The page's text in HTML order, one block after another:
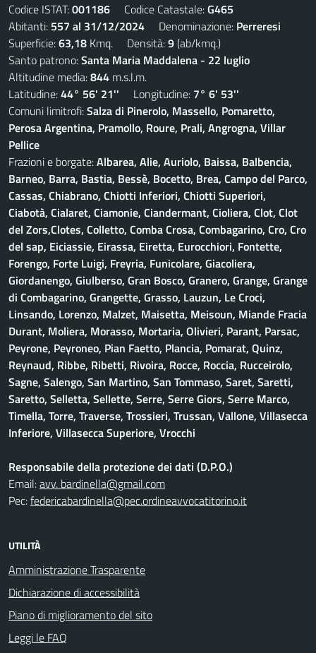
Codice ISTAT:001186 Codice Catastale:G465
Abitanti: 557 al 31/12/2024 Denominazione: Perreresi
Superficie:63,18 Kmq. Densità:9(ab/kmq.)
Santo patrono:Santa Maria Maddalena - 22 luglio
Altitudine media:844 m.s.l.m.
Latitudine:44° 56' 21'' Longitudine: 7° 6' 53''
Comuni limitrofi:Salza di Pinerolo, Massello, Pomaretto,
Perosa Argentina, Pramollo, Roure, Prali, Angrogna, Villar
Pellice
Frazioni e borgate:Albarea, Alie, Auriolo, Baissa, Balbencia,
Barneo, Barra, Bastia, Bessè, Bocetto, Brea, Campo del Parco,
Cassas, Chiabrano, Chiotti Inferiori, Chiotti Superiori,
Ciabotà, Cialaret, Ciamonie, Ciandermant, Cioliera, Clot, Clot
del Zors,Clotes, Colletto, Comba Crosa, Combagarino, Cro, Cro
del sap, Eiciassie, Eirassa, Eiretta, Eurocchiori, Fontette,
Forengo, Forte Luigi, Freyria, Funicolare, Giacoliera,
Giordanengo, Giulberso, Gran Bosco, Granero, Grange, Grange
di Combagarino, Grangette, Grasso, Lauzun, Le Croci,
Linsando, Lorenzo, Malzet, Maisetta, Meisoun, Miande Fracia
Durant, Moliera, Morasso, Mortaria, Olivieri, Parant, Parsac,
Peyrone, Peyroneo, Pian Faetto, Plancia, Pomarat, Quinz,
Reynaud, Ribbe, Ribetti, Rivoira, Rocce, Roccia, Rucceirolo,
Sagne, Salengo, San Martino, San Tommaso, Saret, Saretti,
Saretto, Selletta, Sellette, Serre, Serre Giors, Serre Marco,
Timella, Torre, Traverse, Trossieri, Trussan, Vallone, Villasecca
Inferiore, Villasecca Superiore, Vrocchi
Responsabile della protezione dei dati (D.P.O.)
Email:avv. bardinella@gmail.com
Pec:federicabardinella@pec.ordineavvocatitorino.it
UTILITÀ
Amministrazione Trasparente
Dichiarazione di accessibilità
Piano di miglioramento del sito
Leggi le FAQ